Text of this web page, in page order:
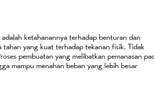
ketahanannya terhadap benturan dan
yang kuat terhadap tekanan fisik. Tidak
pembuatan yang melibatkan pemanasan
mampu menahan beban yang lebih besar